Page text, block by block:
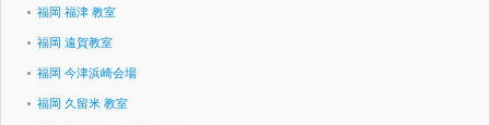
福岡 福津 教室
福岡 遠賀教室
福岡 今津浜崎会場
福岡 久留米 教室